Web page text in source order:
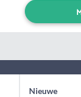
Nieuwe